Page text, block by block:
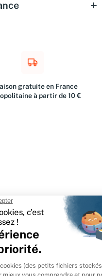
gratuite en France
à partir de 10 €